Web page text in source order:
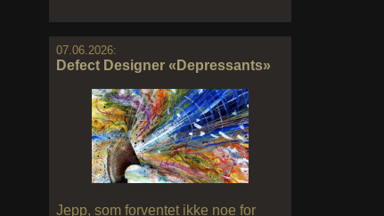
07.06.2026:
Defect Designer «Depressants»
Jepp, som forventet ikke noe for